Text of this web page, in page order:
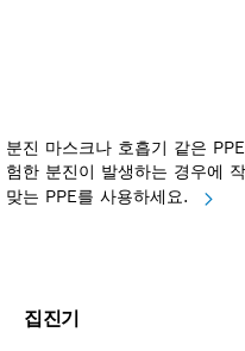
분진 마스크나 호흡기 같은
험한 분진이 발생하는 경우에
맞는 PPE를 사용하세요.
집진기